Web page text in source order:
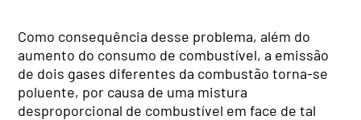
Como consequência desse problema, além do
aumento do consumo de combustível, a emissão
de dois gases diferentes da combustão torna-se
poluente, por causa de uma mistura
desproporcional de combustível em face de tal